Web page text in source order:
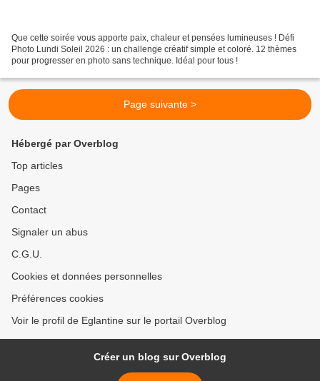
Que cette soirée vous apporte paix, chaleur et pensées lumineuses ! Défi
Photo Lundi Soleil 2026 : un challenge créatif simple et coloré. 12 thèmes
pour progresser en photo sans technique. Idéal pour tous !
Page suivante >
Hébergé par Overblog
Top articles
Pages
Contact
Signaler un abus
C.G.U.
Cookies et données personnelles
Préférences cookies
Voir le profil de Eglantine sur le portail Overblog
Créer un blog sur Overblog